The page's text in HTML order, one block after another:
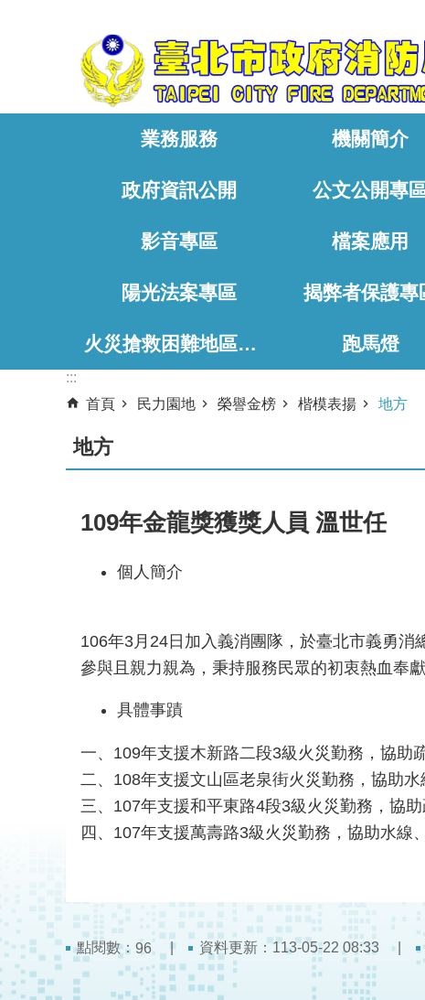
業務服務 機關簡介
政府資訊公開 公文公開專
影音專區 檔案應用
陽光法案專區 揭弊者保護專
火災搶救困難地區、消防通道相關資料 跑馬燈
:::
首頁
民力園地 榮譽金榜 楷模表揚 地方
地方
109年金龍獎獲獎人員 溫世任
個人簡介
106年3月24日加入義消團隊，於臺北市義勇
參與且親力親為，秉持服務民眾的初衷熱血奉獻
具體事蹟
一、109年支援木新路二段3級火災勤務，協助
二、108年支援文山區老泉街火災勤務，協助
三、107年支援和平東路4段3級火災勤務，協
四、107年支援萬壽路3級火災勤務，協助水線
點閱數： 96 資料更新：113-05-22 08:33